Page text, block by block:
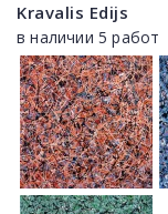
Kravalis Edijs
в наличии 5 работ